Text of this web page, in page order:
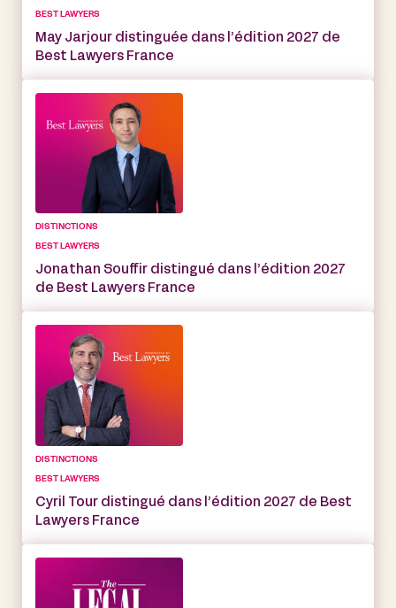
BEST LAWYERS
May Jarjour distinguée dans l’édition 2027 de
Best Lawyers France
DISTINCTIONS
BEST LAWYERS
Jonathan Souffir distingué dans l’édition 2027
de Best Lawyers France
DISTINCTIONS
BEST LAWYERS
Cyril Tour distingué dans l’édition 2027 de Best
Lawyers France